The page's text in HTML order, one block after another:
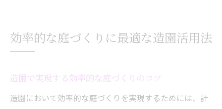
効率的な庭づくりに最適な造園活用法
造園で実現する効率的な庭づくりのコツ
造園において効率的な庭づくりを実現するためには、計